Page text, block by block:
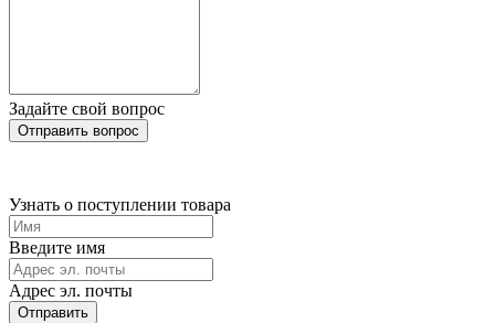
Задайте свой вопрос
Отправить вопрос
Узнать о поступлении товара
Введите имя
Адрес эл. почты
Отправить